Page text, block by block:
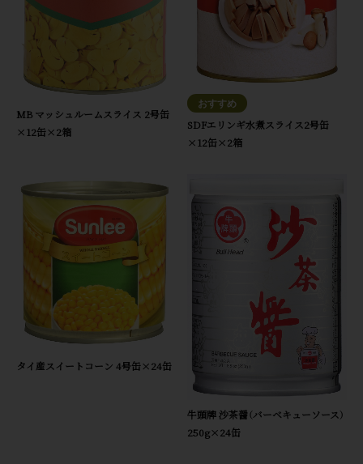
MB マッシュルームスライス 2号缶
×12缶×2箱
SDFエリンギ水煮スライス2号缶
×12缶×2箱
タイ産スイートコーン 4号缶×24缶
牛頭牌 沙茶醤（バーベキューソース）
250g×24缶